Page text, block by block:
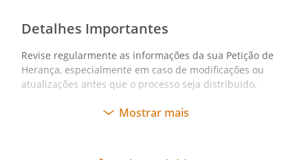
Detalhes Importantes
Revise regularmente as informações da sua Petição de
Herança, especialmente em caso de modificações ou
atualizações antes que o processo seja distribuido.
Mostrar mais